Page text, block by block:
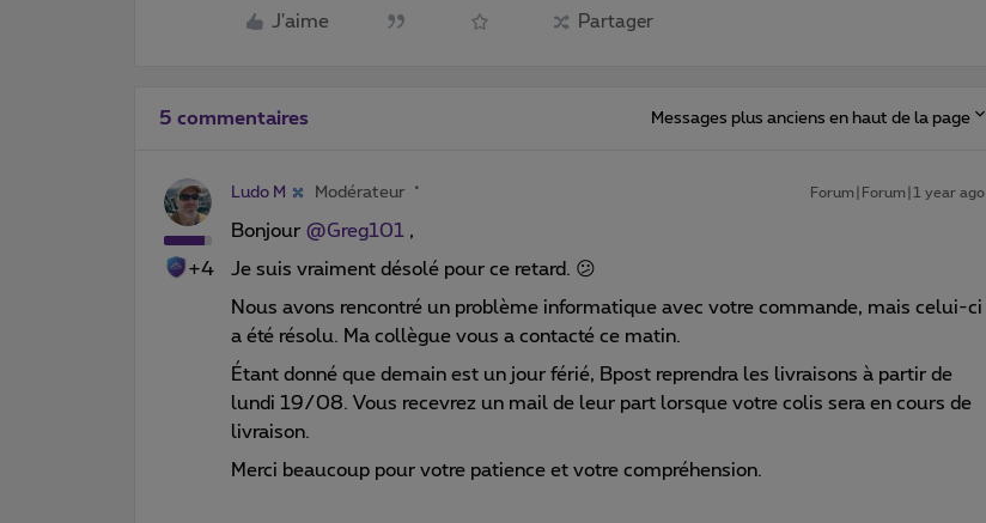
J'aime Partager
5 commentaires Messages plus anciens en haut de la page
+4
Ludo M Modérateur Forum|Forum|1 year ago
Bonjour @Greg101 ,
Je suis vraiment désolé pour ce retard. 😕
Nous avons rencontré un problème informatique avec votre commande, mais celui-ci
a été résolu. Ma collègue vous a contacté ce matin.
Étant donné que demain est un jour férié, Bpost reprendra les livraisons à partir de
lundi 19/08. Vous recevrez un mail de leur part lorsque votre colis sera en cours de
livraison.
Merci beaucoup pour votre patience et votre compréhension.